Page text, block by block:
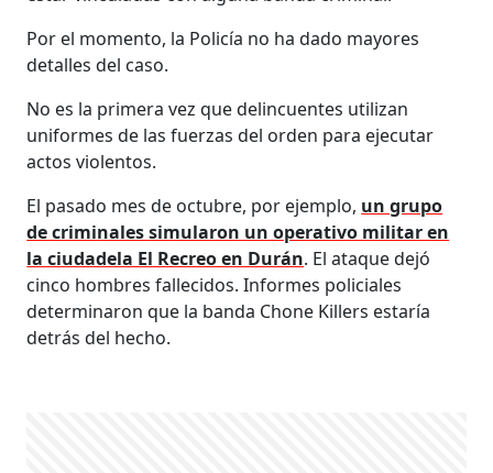
Por el momento, la Policía no ha dado mayores
detalles del caso.
No es la primera vez que delincuentes utilizan
uniformes de las fuerzas del orden para ejecutar
actos violentos.
El pasado mes de octubre, por ejemplo, un grupo
de criminales simularon un operativo militar en
la ciudadela El Recreo en Durán. El ataque dejó
cinco hombres fallecidos. Informes policiales
determinaron que la banda Chone Killers estaría
detrás del hecho.